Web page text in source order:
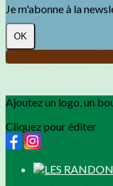
Je m'abonne à la
OK
Ajoutez un logo, un
Cliquez pour éditer